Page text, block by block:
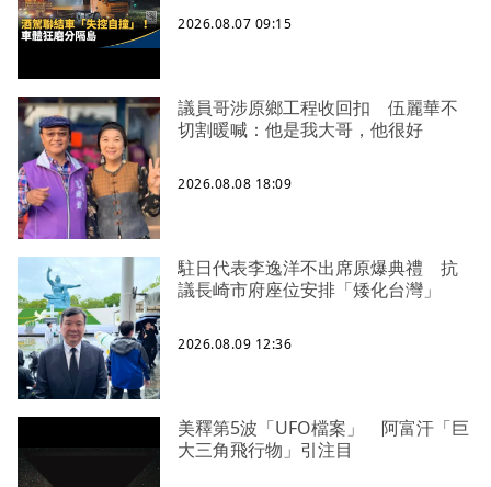
2026.08.07 09:15
議員哥涉原鄉工程收回扣 伍麗華不
切割暖喊：他是我大哥，他很好
2026.08.08 18:09
駐日代表李逸洋不出席原爆典禮 抗
議長崎市府座位安排「矮化台灣」
2026.08.09 12:36
美釋第5波「UFO檔案」 阿富汗「巨
大三角飛行物」引注目